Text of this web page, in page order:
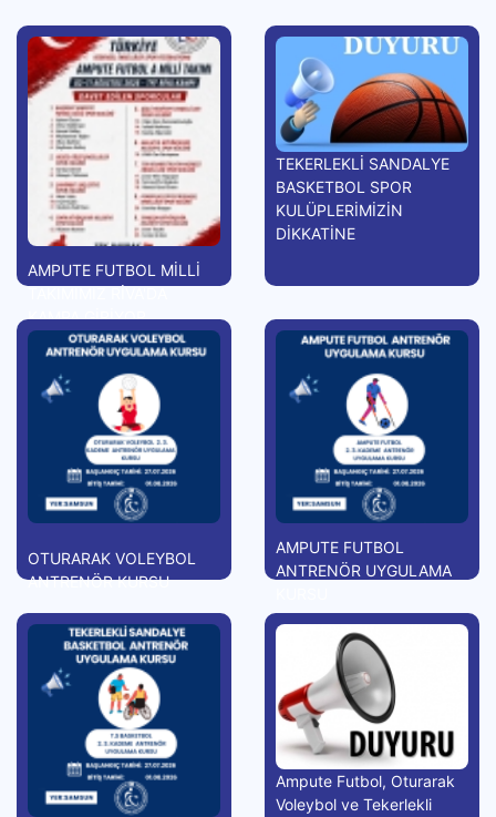
AMPUTE FUTBOL MİLLİ
KAMPA GİRİYOR
TEKERLEKLİ SANDALYE
BASKETBOL SPOR
KULÜPLERİMİZİN
DİKKATİNE
OTURARAK VOLEYBOL
ANTRENÖR KURSU
AMPUTE FUTBOL
ANTRENÖR UYGULAMA
Ampute Futbol, Oturarak
Voleybol ve Tekerlekli